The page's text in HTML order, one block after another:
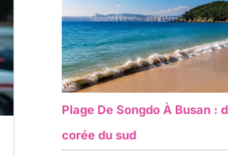
Plage De Songdo À Busan :
corée du sud